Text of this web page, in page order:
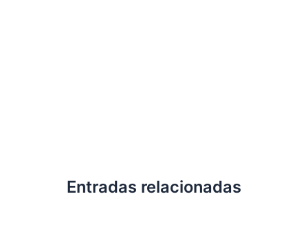
Entradas relacionadas